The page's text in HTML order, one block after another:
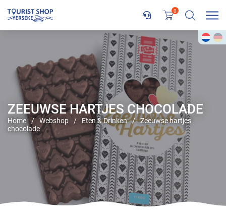
0
ZEEUWSE HARTJES CHOCOLADE
Home / Webshop / Eten & Drinken /
Zeeuwse hartjes
chocolade